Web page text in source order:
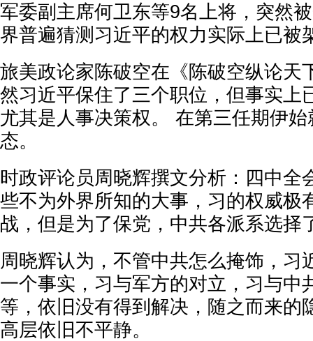
军委副主席何卫东等9名上将，突然
界普遍猜测习近平的权力实际上已被
旅美政论家陈破空在《陈破空纵论天
然习近平保住了三个职位，但事实上
尤其是人事决策权。 在第三任期伊
态。
时政评论员周晓辉撰文分析：四中全
些不为外界所知的大事，习的权威极
战，但是为了保党，中共各派系选择
周晓辉认为，不管中共怎么掩饰，习
一个事实，习与军方的对立，习与中
等，依旧没有得到解决，随之而来的
高层依旧不平静。